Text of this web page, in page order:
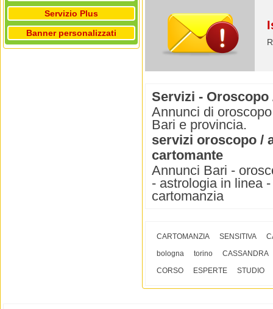
Servizio Plus
Banner personalizzati
Servizi -
Annunci di
Bari e provincia.
servizi oroscopo /
cartomante
Annunci Bari -
- astrologia in linea
cartomanzia
CARTOMANZIA SENSITIVA
bologna
torino
CASSANDRA
CORSO
ESPERTE STUDIO